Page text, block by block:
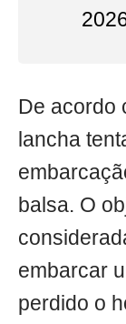
De acordo
lancha
balsa. O
embarcar
perdido o